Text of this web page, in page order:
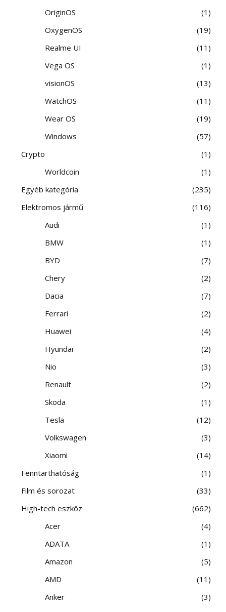
OriginOS
1
OxygenOS
19
Realme UI
11
Vega OS
1
visionOS
13
WatchOS
11
Wear OS
19
Windows
57
Crypto
1
Worldcoin
1
Egyéb kategória
235
Elektromos jármű
116
Audi
1
BMW
1
BYD
7
Chery
2
Dacia
7
Ferrari
2
Huawei
4
Hyundai
2
Nio
3
Renault
2
Skoda
1
Tesla
12
Volkswagen
3
Xiaomi
14
Fenntarthatóság
1
Film és sorozat
33
High-tech eszköz
662
Acer
4
ADATA
1
Amazon
5
AMD
11
Anker
3